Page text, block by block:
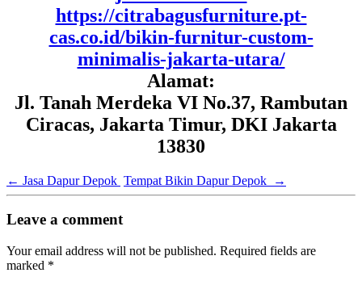
https://citrabagusfurniture.pt-
cas.co.id/bikin-furnitur-custom-
minimalis-jakarta-utara/
Alamat:
Jl. Tanah Merdeka VI No.37, Rambutan
Ciracas, Jakarta Timur, DKI Jakarta
13830
← Jasa Dapur Depok Tempat Bikin Dapur Depok →
Leave a comment
Your email address will not be published. Required fields are
marked *